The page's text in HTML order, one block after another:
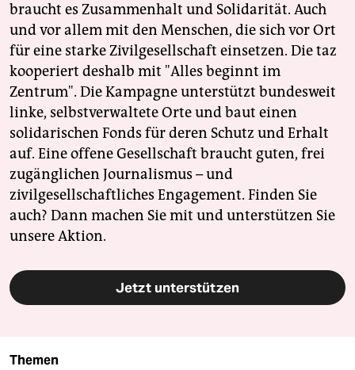
braucht es Zusammenhalt und Solidarität. Auch
und vor allem mit den Menschen, die sich vor Ort
für eine starke Zivilgesellschaft einsetzen. Die taz
kooperiert deshalb mit "Alles beginnt im
Zentrum". Die Kampagne unterstützt bundesweit
linke, selbstverwaltete Orte und baut einen
solidarischen Fonds für deren Schutz und Erhalt
auf. Eine offene Gesellschaft braucht guten, frei
zugänglichen Journalismus – und
zivilgesellschaftliches Engagement. Finden Sie
auch? Dann machen Sie mit und unterstützen Sie
unsere Aktion.
Jetzt unterstützen
Themen